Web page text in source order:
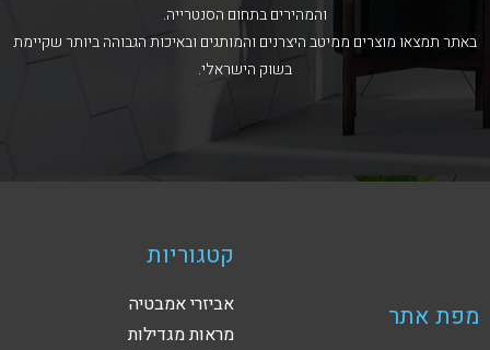
והמהירים בתחום הסנטרייה.
באתר תמצאו מוצרים ממיטב היצרנים והמותגים ובאיכות הגבוהה ביותר שקיימת
בשוק הישראלי.
מפת אתר
קטגוריות
אביזרי אמבטיה
מראות מגדילות